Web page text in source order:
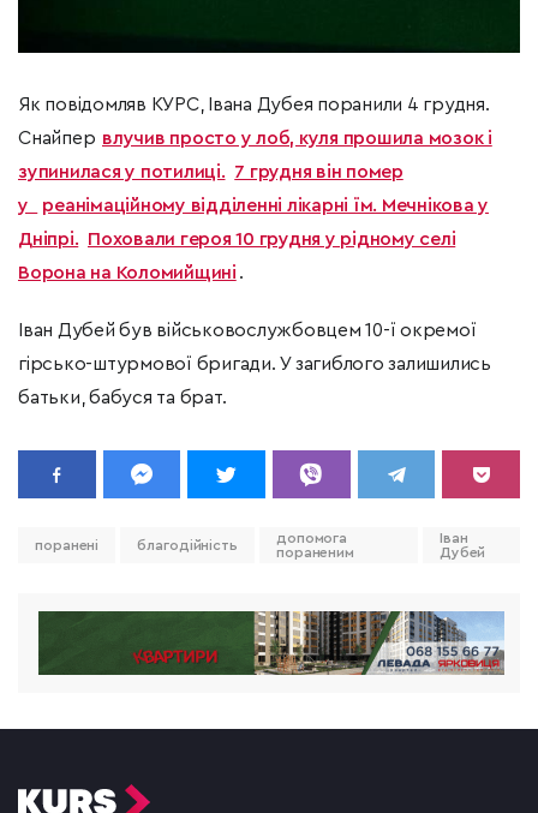
Як повідомляв КУРС, Івана Дубея поранили 4 грудня.
Снайпер влучив просто у лоб, куля прошила мозок і
зупинилася у потилиці. 7 грудня він помер
у
реанімаційному відділенні лікарні їм. Мечнікова у
Дніпрі. Поховали героя 10 грудня у рідному селі
Ворона на Коломийщині .
Іван Дубей був військовослужбовцем 10-ї окремої
гірсько-штурмової бригади. У загиблого залишились
батьки, бабуся та брат.
поранені благодійність
допомога
пораненим
Іван
Дубей